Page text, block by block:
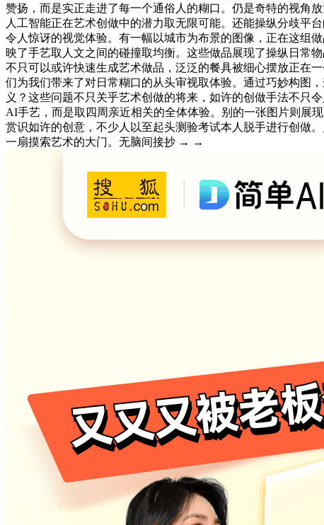
赞扬，而是实正走进了每一个通俗人的糊口。仍是奇特的视角
人工智能正在艺术创做中的潜力取无限可能。还能操纵分歧平
令人惊讶的视觉体验。有一幅以城市为布景的图像，正在这组
映了手艺取人文之间的碰撞取均衡。这些做品展现了操纵日常
不只可以或许快速生成艺术做品，泛泛的餐具被细心摆放正在
们为我们带来了对日常糊口的从头审视取体验。通过巧妙构图
义？这些问题不只关乎艺术创做的将来，如许的创做手法不只
AI手艺，而是取四周亲近相关的全体体验。别的一张图片则展
赏识如许的创意，不少人以至起头测验考试本人脱手进行创做
一扇摸索艺术的大门。无脑间接抄 → →